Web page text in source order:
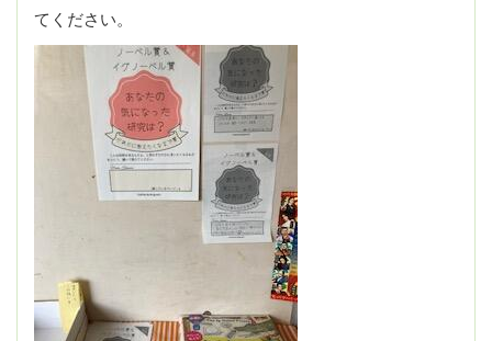
てください。